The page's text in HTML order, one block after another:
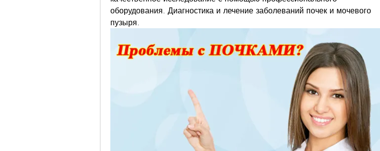
оборудования. Диагностика и лечение заболеваний почек и мочевого
пузыря.